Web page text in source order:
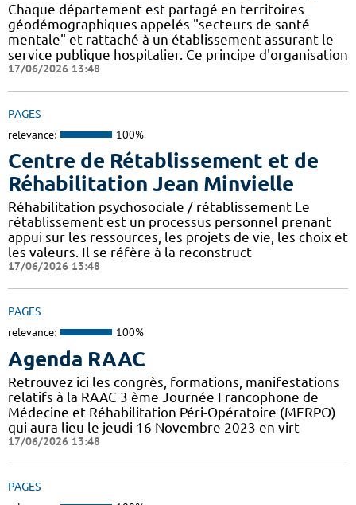
Chaque département est partagé en territoires
géodémographiques appelés "secteurs de santé
mentale" et rattaché à un établissement assurant le
service publique hospitalier. Ce principe d'organisation
17/06/2026 13:48
PAGES
relevance: 100%
Centre de Rétablissement et de
Réhabilitation Jean Minvielle
Réhabilitation psychosociale / rétablissement Le
rétablissement est un processus personnel prenant
appui sur les ressources, les projets de vie, les choix et
les valeurs. Il se réfère à la reconstruct
17/06/2026 13:48
PAGES
relevance: 100%
Agenda RAAC
Retrouvez ici les congrès, formations, manifestations
relatifs à la RAAC 3 ème Journée Francophone de
Médecine et Réhabilitation Péri-Opératoire (MERPO)
qui aura lieu le jeudi 16 Novembre 2023 en virt
17/06/2026 13:48
PAGES